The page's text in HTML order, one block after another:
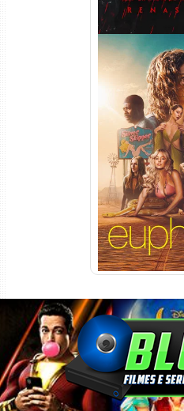
Euphoria 3ª
Torrent (2026)
Dual